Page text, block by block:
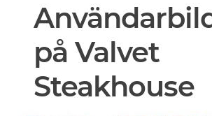
på Valvet
Steakhouse